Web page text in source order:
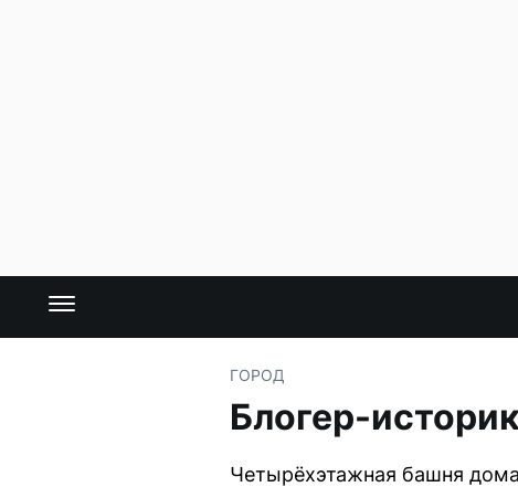
ГОРОД
Блогер-
Четырёхэтажная башня